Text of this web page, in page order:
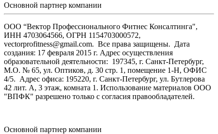
Основной партнер компании
ООО “Вектор Профессионального Фитнес Консалтинга",
ИНН 4703064566, ОГРН 1154703000572,
vectorprofitness@gmail.com. Все права защищены. Дата
создания: 17 февраля 2015 г. Адрес осуществления
образовательной деятельности: 197345, г. Санкт-Петербург,
М.О. № 65, ул. Оптиков, д. 30 стр. 1, помещение 1-Н, ОФИС
4/5. Адрес офиса: 195220, г. Санкт-Петербург, ул. Бутлерова
42 лит. А, 3 этаж, комната 1. Использование материалов ООО
"ВПФК" разрешено только с согласия правообладателей.
Основной партнер компании